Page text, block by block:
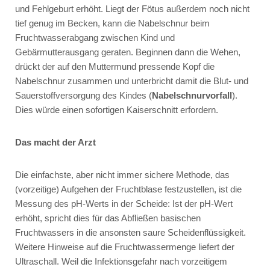
und Fehlgeburt erhöht. Liegt der Fötus außerdem noch nicht
tief genug im Becken, kann die Nabelschnur beim
Fruchtwasserabgang zwischen Kind und
Gebärmutterausgang geraten. Beginnen dann die Wehen,
drückt der auf den Muttermund pressende Kopf die
Nabelschnur zusammen und unterbricht damit die Blut- und
Sauerstoffversorgung des Kindes (Nabelschnurvorfall).
Dies würde einen sofortigen Kaiserschnitt erfordern.
Das macht der Arzt
Die einfachste, aber nicht immer sichere Methode, das
(vorzeitige) Aufgehen der Fruchtblase festzustellen, ist die
Messung des pH-Werts in der Scheide: Ist der pH-Wert
erhöht, spricht dies für das Abfließen basischen
Fruchtwassers in die ansonsten saure Scheidenflüssigkeit.
Weitere Hinweise auf die Fruchtwassermenge liefert der
Ultraschall. Weil die Infektionsgefahr nach vorzeitigem